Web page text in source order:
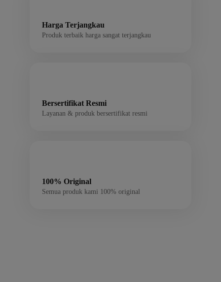
Harga Terjangkau
Produk terbaik harga sangat terjangkau
Bersertifikat Resmi
Layanan & produk bersertifikat resmi
100% Original
Semua produk kami 100% original